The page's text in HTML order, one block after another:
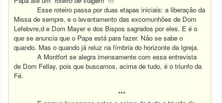
Esse roteiro passa por duas etapas iniciais: a liberação da
Missa de sempre, e o levantamento das excomunhões de Dom
Lefebvre,d e Dom Mayer e dos Bispos sagrados por eles. E é o
que se anuncia que o Papa está para fazer. Não se sabe o
quando. Mas o quando já reluz na fímbria do horizonte da Igreja.
A Montfort se alegra imensamente com essa entrevista
de Dom Fellay, pois que buscamos, acima de tudo, é o triunfo da
Fé.
***